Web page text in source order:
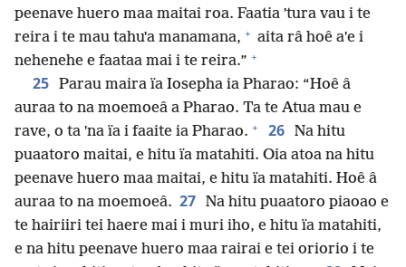
peenave huero maa maitai roa. Faatia ˈtura vau i te
reira i te mau tahuˈa manamana, + aita râ hoê aˈe i
nehenehe e faataa mai i te reira.” +
25 Parau maira ïa Iosepha ia Pharao: “Hoê â
auraa to na moemoeâ a Pharao. Ta te Atua mau e
rave, o ta ˈna ïa i faaite ia Pharao. + 26 Na hitu
puaatoro maitai, e hitu ïa matahiti. Oia atoa na hitu
peenave huero maa maitai, e hitu ïa matahiti. Hoê â
auraa to na moemoeâ. 27 Na hitu puaatoro piaoao e
te hairiiri tei haere mai i muri iho, e hitu ïa matahiti,
e na hitu peenave huero maa rairai e tei oriorio i te